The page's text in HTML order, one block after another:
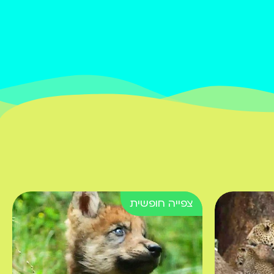
במסר מתוק מתוך פרשת
השבוע
אומר לו על כך רבנו? צפו
במסר מתוק מתוך
הפרשה